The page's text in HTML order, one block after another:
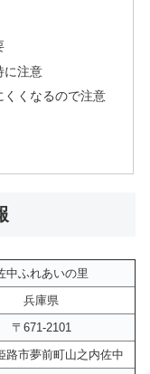
に注意
くくなるので注意
中ふれあいの里
兵庫県
〒671-2101
路市夢前町山之内佐中